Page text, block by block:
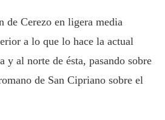
de Cerezo en ligera media
a lo que lo hace la actual
y al norte de ésta, pasando sobre
de San Cipriano sobre el